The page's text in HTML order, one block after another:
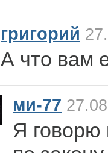
григорий
А что вам
ми-77
Я говорю